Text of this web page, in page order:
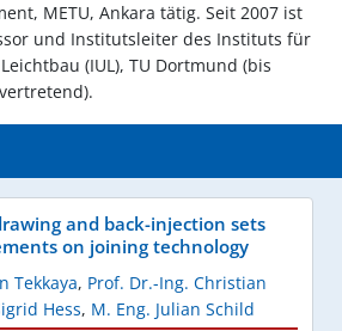
METU, Ankara tätig. Seit 2007 ist
und Institutsleiter des Instituts für
(IUL), TU Dortmund (bis
and back-injection sets
on joining technology
Tekkaya, Prof. Dr.-Ing. Christian
Hess, M. Eng. Julian Schild